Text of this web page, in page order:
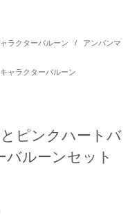
ラクターバルーン /
アンパンマ
キャラクターバルーン
ピンクハートバ
バルーンセット